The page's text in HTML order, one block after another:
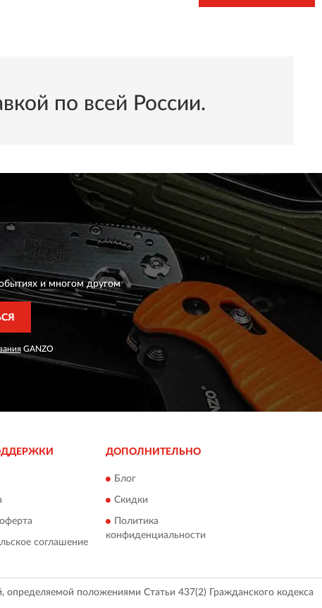
по всей России.
и многом другом
GANZO
соглашение
ДОПОЛНИТЕЛЬНО
Блог
Скидки
Политика
конфиденциальности
положениями Статьи 437(2) Гражданского кодекса